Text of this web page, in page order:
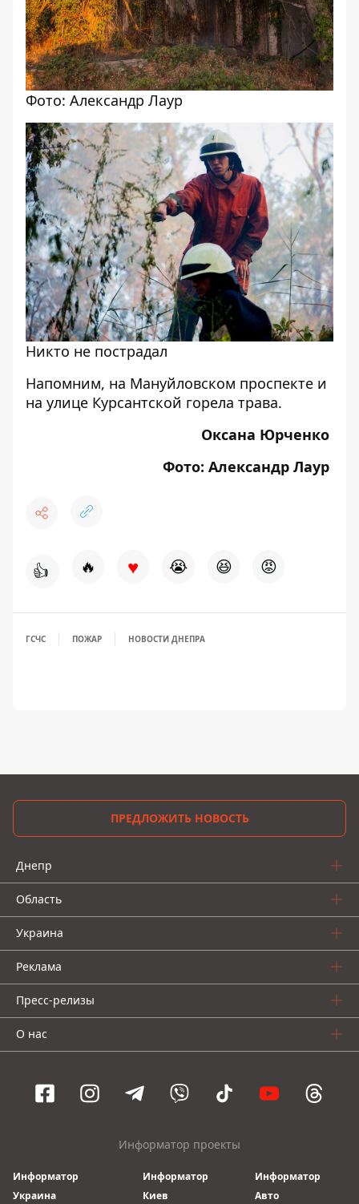
Фото: Александр Лаур
Никто не пострадал
Напомним, на Мануйловском проспекте и
на улице Курсантской горела трава.
Оксана Юрченко
Фото: Александр Лаур
👍 🔥 ♥ 😭 😆 😡
ГСЧС ПОЖАР НОВОСТИ ДНЕПРА
ПРЕДЛОЖИТЬ НОВОСТЬ
Днепр
Область
Украина
Реклама
Пресс-релизы
О нас
Информатор проекты
Информатор
Украина
Информатор
Киев
Информатор
Авто